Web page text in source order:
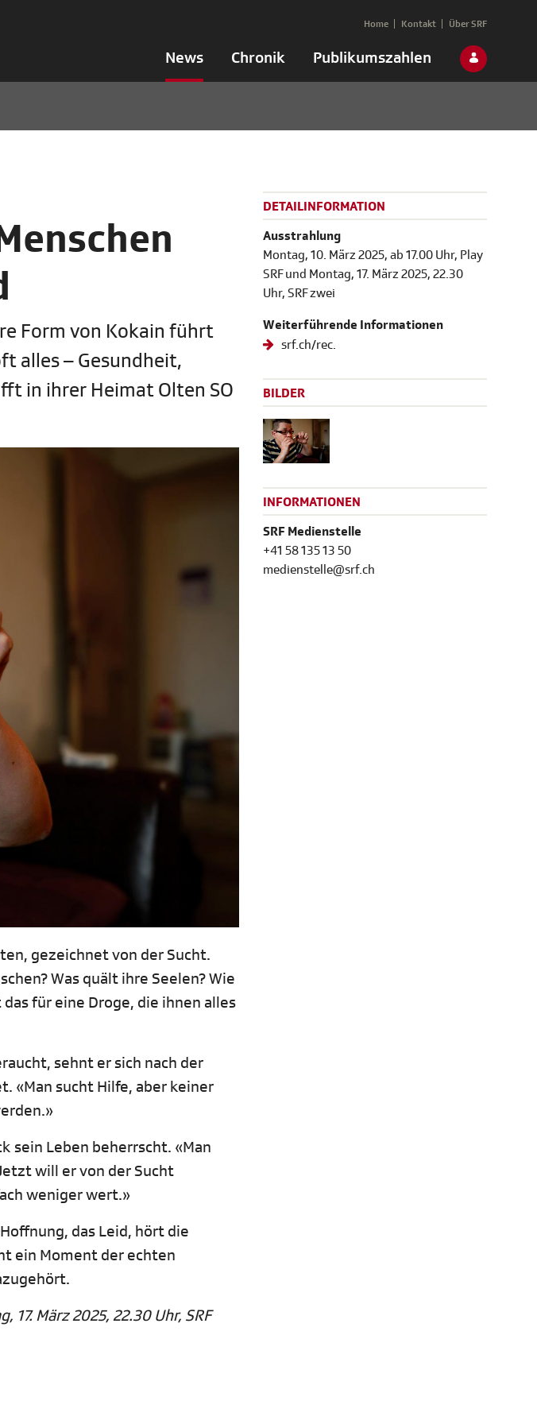
News Chronik Publikumszahlen
Home Kontakt Über SRF
Form von Kokain führt
alles – Gesundheit,
in ihrer Heimat Olten SO
gezeichnet von der Sucht.
Was quält ihre Seelen? Wie
für eine Droge, die ihnen alles
sehnt er sich nach der
«Man sucht Hilfe, aber keiner
sein Leben beherrscht. «Man
will er von der Sucht
weniger wert.»
das Leid, hört die
ein Moment der echten
17. März 2025, 22.30 Uhr, SRF
DETAILINFORMATION
Ausstrahlung
Montag, 10. März 2025, ab 17.00 Uhr, Play
SRF und Montag, 17. März 2025, 22.30
Uhr, SRF zwei
Weiterführende Informationen
srf.ch/rec.
BILDER
INFORMATIONEN
SRF Medienstelle
+41 58 135 13 50
medienstelle@srf.ch